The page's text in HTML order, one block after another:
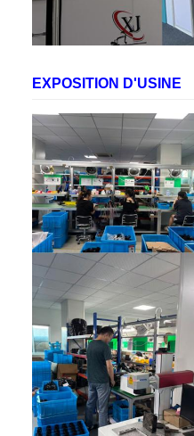
EXPOSITION D'USINE